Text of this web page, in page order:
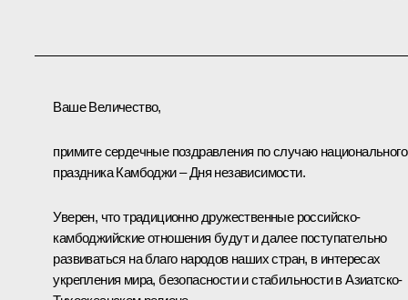
Ваше Величество,
примите сердечные поздравления по случаю национального
праздника Камбоджи – Дня независимости.
Уверен, что традиционно дружественные российско-
камбоджийские отношения будут и далее поступательно
развиваться на благо народов наших стран, в интересах
укрепления мира, безопасности и стабильности в Азиатско-